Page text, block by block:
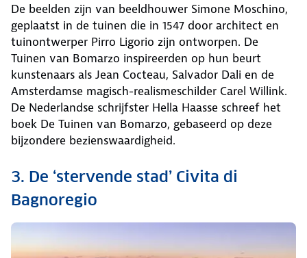
De beelden zijn van beeldhouwer Simone Moschino,
geplaatst in de tuinen die in 1547 door architect en
tuinontwerper Pirro Ligorio zijn ontworpen. De
Tuinen van Bomarzo inspireerden op hun beurt
kunstenaars als Jean Cocteau, Salvador Dali en de
Amsterdamse magisch-realismeschilder Carel Willink.
De Nederlandse schrijfster Hella Haasse schreef het
boek De Tuinen van Bomarzo, gebaseerd op deze
bijzondere bezienswaardigheid.
3. De ‘stervende stad’ Civita di
Bagnoregio